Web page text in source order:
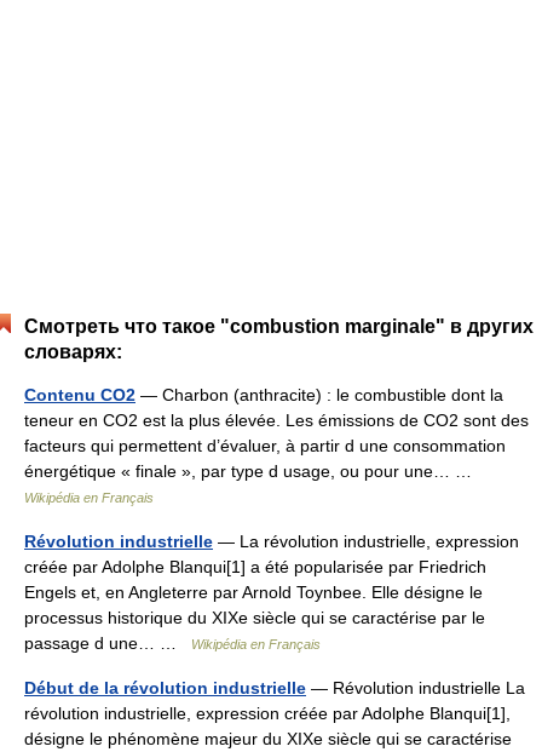
Смотреть что такое "combustion marginale" в других
словарях:
Contenu CO2 — Charbon (anthracite) : le combustible dont la
teneur en CO2 est la plus élevée. Les émissions de CO2 sont des
facteurs qui permettent d’évaluer, à partir d une consommation
énergétique « finale », par type d usage, ou pour une… …
Wikipédia en Français
Révolution industrielle — La révolution industrielle, expression
créée par Adolphe Blanqui[1] a été popularisée par Friedrich
Engels et, en Angleterre par Arnold Toynbee. Elle désigne le
processus historique du XIXe siècle qui se caractérise par le
passage d une… …
Wikipédia en Français
Début de la révolution industrielle — Révolution industrielle La
révolution industrielle, expression créée par Adolphe Blanqui[1],
désigne le phénomène majeur du XIXe siècle qui se caractérise